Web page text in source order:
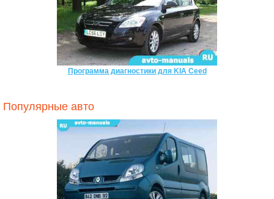
Программа диагностики для KIA Ceed
Популярные авто